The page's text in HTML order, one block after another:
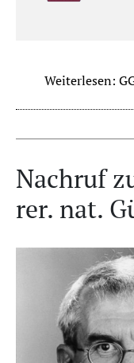
Weiterlesen:
Nachruf
rer. nat.